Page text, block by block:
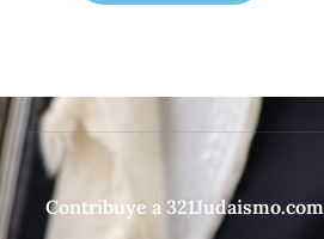
Contribuye a 321Judaismo.com